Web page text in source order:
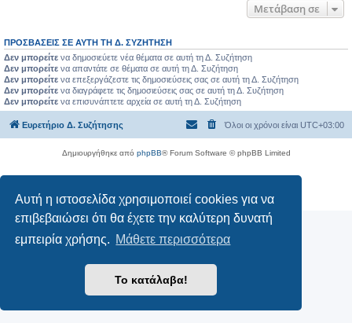
Αυτή η ιστοσελίδα χρησιμοποιεί cookies για να
επιβεβαιώσει ότι θα έχετε την καλύτερη δυνατή
εμπειρία χρήσης. Μάθετε περισσότερα
Το κατάλαβα!
Μετάβαση σε
ΠΡΟΣΒΆΣΕΙΣ ΣΕ ΑΥΤΉ ΤΗ Δ. ΣΥΖΉΤΗΣΗ
Δεν μπορείτε να δημοσιεύετε νέα θέματα σε αυτή τη Δ. Συζήτηση
Δεν μπορείτε να απαντάτε σε θέματα σε αυτή τη Δ. Συζήτηση
Δεν μπορείτε να επεξεργάζεστε τις δημοσιεύσεις σας σε αυτή τη Δ. Συζήτηση
Δεν μπορείτε να διαγράφετε τις δημοσιεύσεις σας σε αυτή τη Δ. Συζήτηση
Δεν μπορείτε να επισυνάπτετε αρχεία σε αυτή τη Δ. Συζήτηση
Ευρετήριο Δ. Συζήτησης Όλοι οι χρόνοι είναι UTC+03:00
Δημιουργήθηκε από phpBB® Forum Software © phpBB Limited
Απόρρητο|Όροι